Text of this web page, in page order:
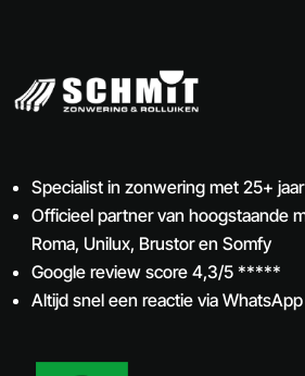
Specialist in zonwering met 25+
Officieel partner van hoogstaande
Roma, Unilux, Brustor en Somfy
Google review score 4,3/5 *****
Altijd snel een reactie via WhatsApp